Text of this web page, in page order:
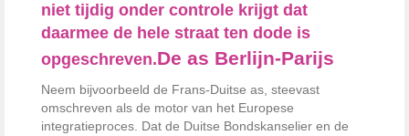
niet tijdig onder controle krijgt dat
daarmee de hele straat ten dode is
opgeschreven.De as Berlijn-Parijs
Neem bijvoorbeeld de Frans-Duitse as, steevast
omschreven als de motor van het Europese
integratieproces. Dat de Duitse Bondskanselier en de